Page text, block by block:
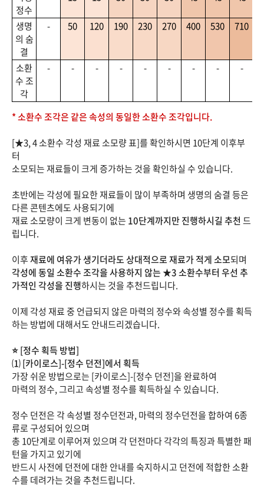
정수
생명
의 숨
결
- 50 120 190 230 270 400 530 710
소환
수 조
각
- - - - - - - - -
* 소환수 조각은 같은 속성의 동일한 소환수 조각입니다.
[★3, 4 소환수 각성 재료 소모량 표]를 확인하시면 10단계 이후부
터
소모되는 재료들이 크게 증가하는 것을 확인하실 수 있습니다.
초반에는 각성에 필요한 재료들이 많이 부족하며 생명의 숨결 등은
다른 콘텐츠에도 사용되기에
재료 소모량이 크게 변동이 없는 10단계까지만 진행하시길 추천 드
립니다.
이후재료에 여유가 생기더라도 상대적으로 재료가 적게 소모되며
각성에 동일 소환수 조각을 사용하지 않는 ★3 소환수부터 우선 추
가적인 각성을 진행하시는 것을 추천드립니다.
이제 각성 재료 중 언급되지 않은 마력의 정수와 속성별 정수를 획득
하는 방법에 대해서도 안내드리겠습니다.
⭐️ [정수 획득 방법]
⑴ [카이로스]-[정수 던전]에서 획득
가장 쉬운 방법으로는 [카이로스]-[정수 던전]을 완료하여
마력의 정수, 그리고 속성별 정수를 획득하실 수 있습니다.
정수 던전은 각 속성별 정수던전과, 마력의 정수던전을 합하여 6종
류로 구성되어 있으며
총 10단계로 이루어져 있으며 각 던전마다 각각의 특징과 특별한 패
턴을 가지고 있기에
반드시 사전에 던전에 대한 안내를 숙지하시고 던전에 적합한 소환
수를 데려가는 것을 추천드립니다.